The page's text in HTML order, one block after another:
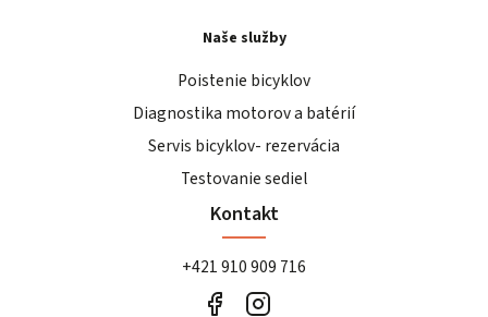
Naše služby
Poistenie bicyklov
Diagnostika motorov a batérií
Servis bicyklov- rezervácia
Testovanie sediel
Kontakt
+421 910 909 716